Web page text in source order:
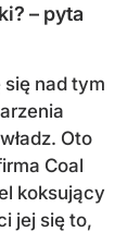
– pyta
nad tym
Oto
Coal
koksujący
jej się to,